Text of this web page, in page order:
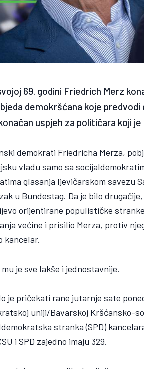
69. godini Friedrich Merz
demokršćana koje
uspjeh za političara koji
demokrati Friedricha Merza,
vladu samo sa
glasanja ljevičarskom savezu
u Bundestag. Da je bilo
orijentirane populističke
većine i prisilio Merza, protiv
kancelar.
mu je sve lakše i jednostavnije.
je pričekati rane jutarnje sate
uniji/Bavarskoj Kršćansko-
stranka (SPD)
i SPD zajedno imaju 329.